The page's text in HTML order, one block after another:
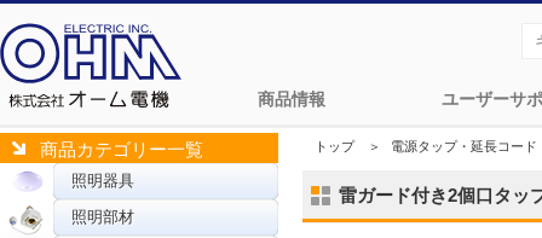
商品情報 ユーザーサ
商品カテゴリー一覧
照明器具
照明部材
トップ＞ 電源タップ・延長コード
雷ガード付き2個口タッ